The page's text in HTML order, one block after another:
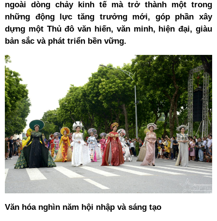
ngoài dòng chảy kinh tế mà trở thành một trong
những động lực tăng trưởng mới, góp phần xây
dựng một Thủ đô văn hiến, văn minh, hiện đại, giàu
bản sắc và phát triển bền vững.
Văn hóa nghìn năm hội nhập và sáng tạo